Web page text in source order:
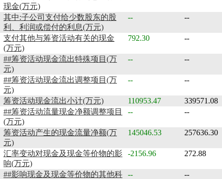
现金(万元)
其中:子公司支付给少数股东的股
利、利润或偿付的利息(万元)
-- --
支付其他与筹资活动有关的现金
(万元)
792.30 --
##筹资活动现金流出特殊项目(万
元)
-- --
##筹资活动现金流出调整项目(万
元)
-- --
筹资活动现金流出小计(万元) 110953.47
339571.08
##筹资活动流量现金净额调整项目
(万元)
-- --
筹资活动产生的现金流量净额(万
元)
145046.53 257636.30
汇率变动对现金及现金等价物的影
响(万元)
-2156.96 272.88
##影响现金及现金等价物的其他科
-- --